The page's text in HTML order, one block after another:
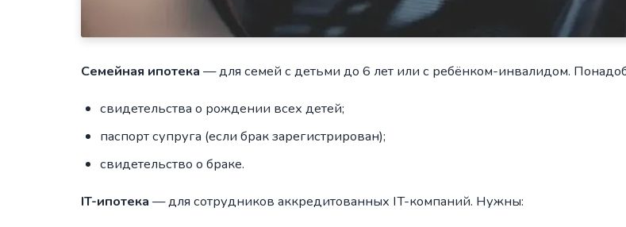
Семейная ипотека — для семей с детьми до 6 лет или с ребёнком-инвалидом.
свидетельства о рождении всех детей;
паспорт супруга (если брак зарегистрирован);
свидетельство о браке.
IT-ипотека — для сотрудников аккредитованных IT-компаний. Нужны: